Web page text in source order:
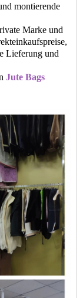
montierende
Marke und
Lieferung und
Jute Bags